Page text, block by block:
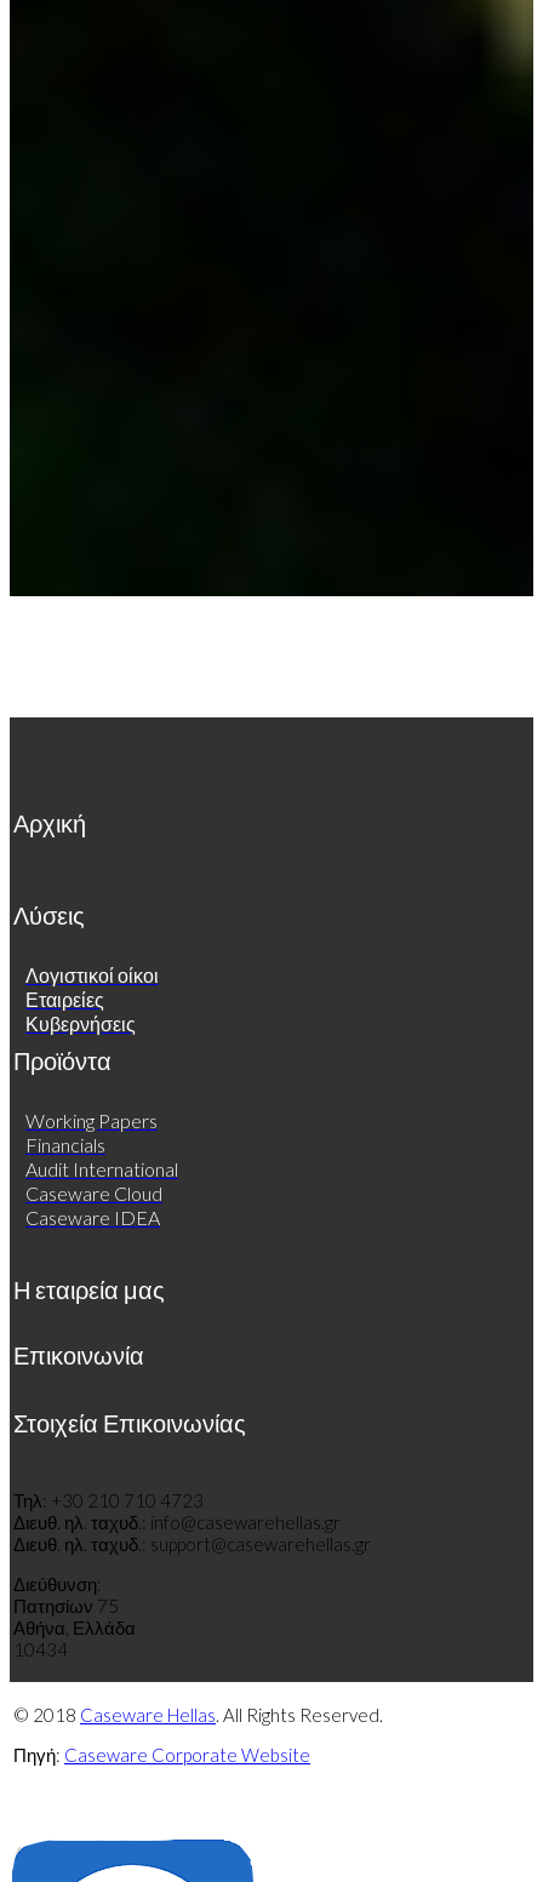
Αρχική
Λύσεις
Λογιστικοί οίκοι
Εταιρείες
Κυβερνήσεις
Προϊόντα
Working Papers
Financials
Audit International
Caseware Cloud
Caseware IDEA
Η εταιρεία μας
Επικοινωνία
Στοιχεία Επικοινωνίας
Τηλ: +30 210 710 4723
Διευθ ηλ ταχυδ : info@casewarehellas.gr
Διευθ ηλ ταχυδ : support@casewarehellas.gr
Διεύθυνση:
Πατησίων 75
Αθήνα, Ελλάδα
10434
© 2018 Caseware Hellas. All Rights Reserved.
Πηγή: Caseware Corporate Website